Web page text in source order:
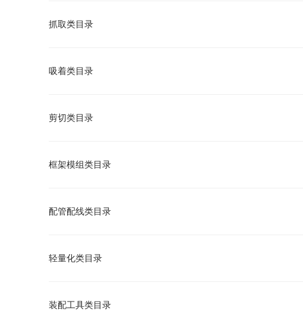
抓取类目录
吸着类目录
剪切类目录
框架模组类目录
配管配线类目录
轻量化类目录
装配工具类目录